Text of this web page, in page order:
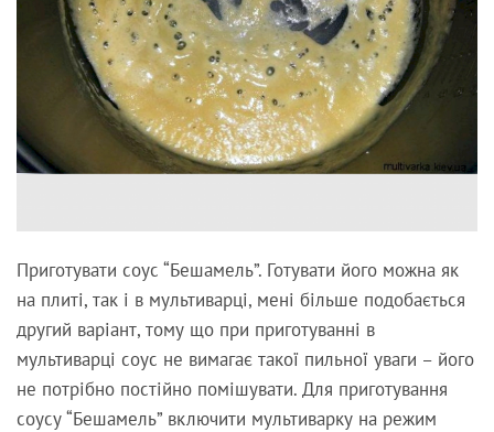
Приготувати соус “Бешамель”. Готувати його можна як
на плиті, так і в мультиварці, мені більше подобається
другий варіант, тому що при приготуванні в
мультиварці соус не вимагає такої пильної уваги – його
не потрібно постійно помішувати. Для приготування
соусу “Бешамель” включити мультиварку на режим